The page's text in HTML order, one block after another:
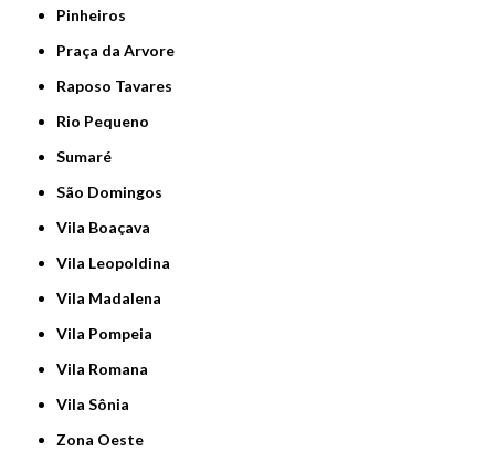
Pinheiros
Praça da Arvore
Raposo Tavares
Rio Pequeno
Sumaré
São Domingos
Vila Boaçava
Vila Leopoldina
Vila Madalena
Vila Pompeia
Vila Romana
Vila Sônia
Zona Oeste